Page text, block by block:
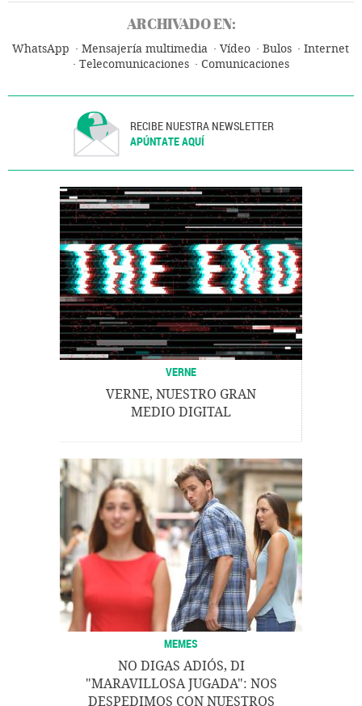
ARCHIVADO EN:
WhatsApp Mensajería multimedia Vídeo Bulos
Internet
Telecomunicaciones
Comunicaciones
RECIBE NUESTRA NEWSLETTER
APÚNTATE AQUÍ
VERNE
VERNE, NUESTRO GRAN
MEDIO DIGITAL
MEMES
NO DIGAS ADIÓS, DI
"MARAVILLOSA JUGADA": NOS
DESPEDIMOS CON NUESTROS